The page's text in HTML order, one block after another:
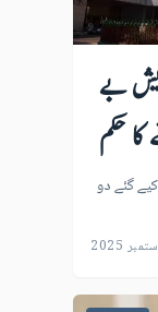
بے
کا حکم
گئے دو